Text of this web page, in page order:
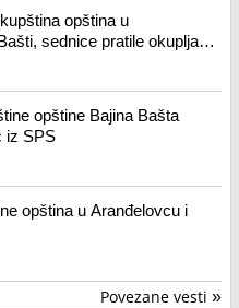
opština u
sednice pratile okupljanja
opštine Bajina Bašta
iz SPS
opština u Aranđelovcu i
Povezane vesti »